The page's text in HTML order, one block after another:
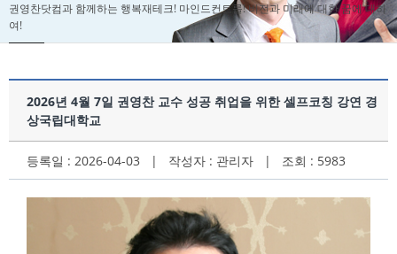
권영찬닷컴과 함께하는 행복재테크! 마인드컨트롤! 비전과 미래에 대한 꿈에 대하
여!
2026년 4월 7일 권영찬 교수 성공 취업을 위한 셀프코칭 강연 경
상국립대학교
등록일 : 2026-04-03 | 작성자 : 관리자 | 조회 : 5983